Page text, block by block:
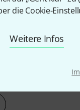
die Cookie-
Weitere Infos